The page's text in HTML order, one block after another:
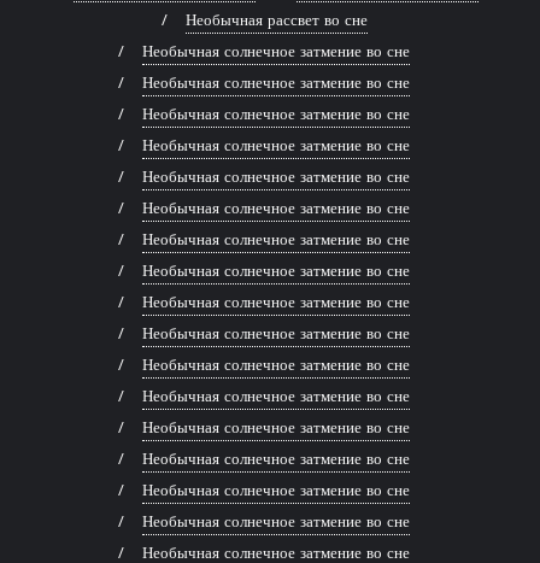
Необычная рассвет во сне
Необычная солнечное затмение во сне
Необычная солнечное затмение во сне
Необычная солнечное затмение во сне
Необычная солнечное затмение во сне
Необычная солнечное затмение во сне
Необычная солнечное затмение во сне
Необычная солнечное затмение во сне
Необычная солнечное затмение во сне
Необычная солнечное затмение во сне
Необычная солнечное затмение во сне
Необычная солнечное затмение во сне
Необычная солнечное затмение во сне
Необычная солнечное затмение во сне
Необычная солнечное затмение во сне
Необычная солнечное затмение во сне
Необычная солнечное затмение во сне
Необычная солнечное затмение во сне